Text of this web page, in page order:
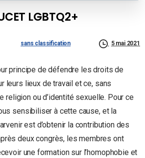
LGBTQ2+
sans classification 5 mai 2021
principe de défendre les droits de
leurs lieux de travail et ce, sans
religion ou d’identité sexuelle. Pour ce
sensibiliser à cette cause, et la
est d’obtenir la contribution des
deux congrès, les membres ont
une formation sur l’homophobie et